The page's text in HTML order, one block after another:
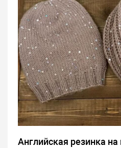
Английская резинка